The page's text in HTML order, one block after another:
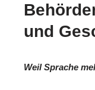
und
Weil Sprache